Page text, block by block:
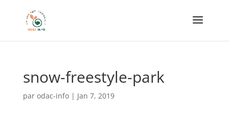
snow-freestyle-park
par odac-info| Jan 7, 2019